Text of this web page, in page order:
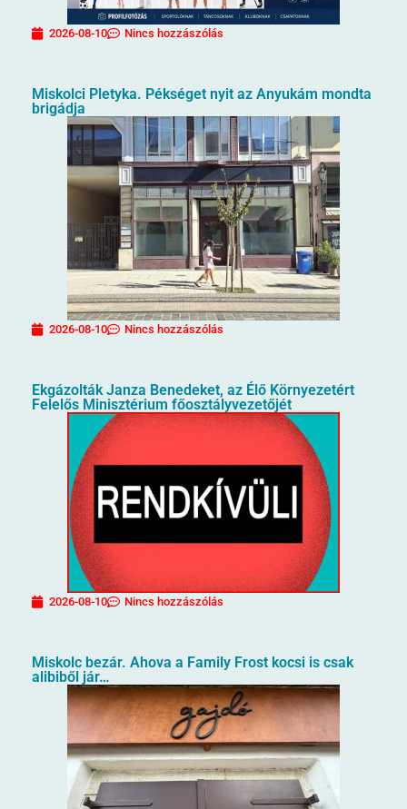
2026-08-10 Nincs hozzászólás
Miskolci Pletyka. Pékséget nyit az Anyukám mondta
brigádja
2026-08-10 Nincs hozzászólás
Ekgázolták Janza Benedeket, az Élő Környezetért
Felelős Minisztérium főosztályvezetőjét
2026-08-10 Nincs hozzászólás
Miskolc bezár. Ahova a Family Frost kocsi is csak
alibiből jár…